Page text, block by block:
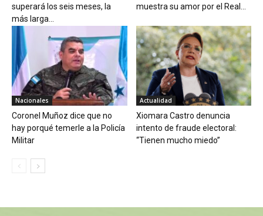
superará los seis meses, la
más larga...
muestra su amor por el Real...
Nacionales
Coronel Muñoz dice que no
hay porqué temerle a la Policía
Militar
Actualidad
Xiomara Castro denuncia
intento de fraude electoral:
“Tienen mucho miedo”